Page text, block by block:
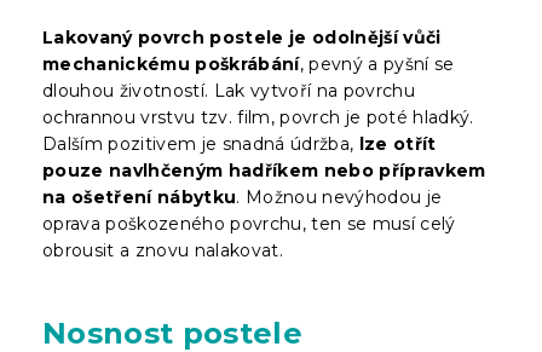
Lakovaný povrch postele je odolnější vůči
mechanickému poškrábání, pevný a pyšní se
dlouhou životností. Lak vytvoří na povrchu
ochrannou vrstvu tzv. film, povrch je poté hladký.
Dalším pozitivem je snadná údržba, lze otřít
pouze navlhčeným hadříkem nebo přípravkem
na ošetření nábytku. Možnou nevýhodou je
oprava poškozeného povrchu, ten se musí celý
obrousit a znovu nalakovat.
Nosnost postele